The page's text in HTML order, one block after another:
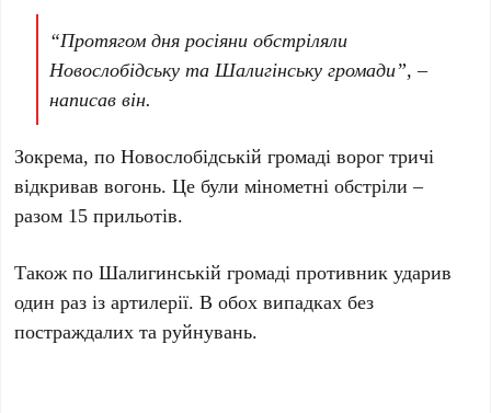
“Протягом дня росіяни обстріляли
Новослобідську та Шалигінську громади”, –
написав він.
Зокрема, по Новослобідській громаді ворог тричі
відкривав вогонь. Це були мінометні обстріли –
разом 15 прильотів.
Також по Шалигинській громаді противник ударив
один раз із артилерії. В обох випадках без
постраждалих та руйнувань.